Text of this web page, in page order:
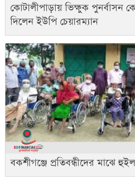
কোটালীপাড়ায় ভিক্ষুক পুনর্বাসন
দিলেন ইউপি চেয়ারম্যান
বকশীগঞ্জে প্রতিবন্ধীদের মাঝে